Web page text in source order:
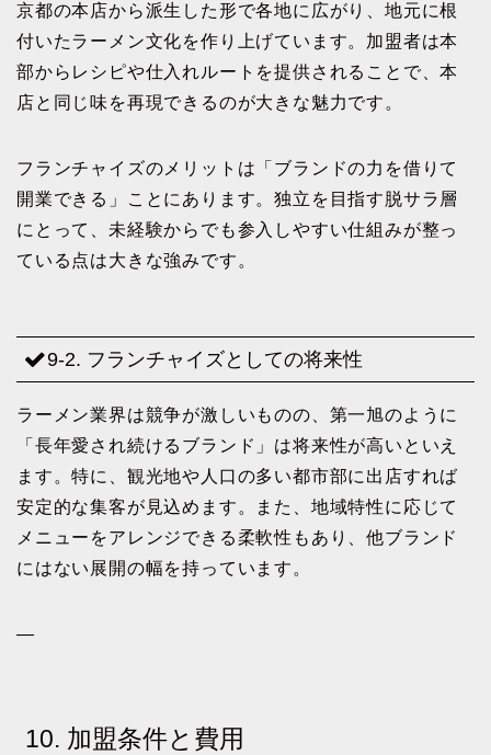
京都の本店から派生した形で各地に広がり、地元に根
付いたラーメン文化を作り上げています。加盟者は本
部からレシピや仕入れルートを提供されることで、本
店と同じ味を再現できるのが大きな魅力です。
フランチャイズのメリットは「ブランドの力を借りて
開業できる」ことにあります。独立を目指す脱サラ層
にとって、未経験からでも参入しやすい仕組みが整っ
ている点は大きな強みです。
9-2. フランチャイズとしての将来性
ラーメン業界は競争が激しいものの、第一旭のように
「長年愛され続けるブランド」は将来性が高いといえ
ます。特に、観光地や人口の多い都市部に出店すれば
安定的な集客が見込めます。また、地域特性に応じて
メニューをアレンジできる柔軟性もあり、他ブランド
にはない展開の幅を持っています。
—
10. 加盟条件と費用